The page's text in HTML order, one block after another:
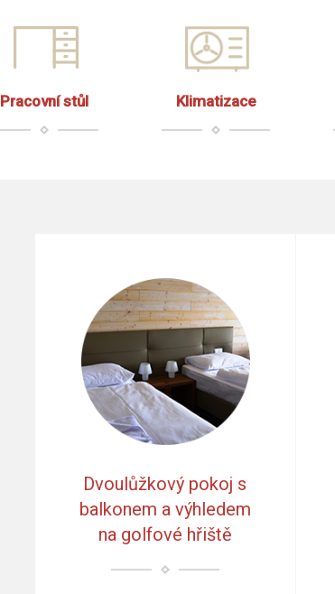
Pracovní stůl Klimatizace
Dvoulůžkový pokoj s
balkonem a výhledem
na golfové hřiště